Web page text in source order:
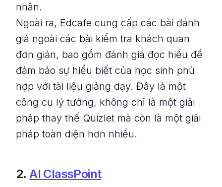
nhân.
Ngoài ra, Edcafe cung cấp các bài đánh
giá ngoài các bài kiểm tra khách quan
đơn giản, bao gồm đánh giá đọc hiểu để
đảm bảo sự hiểu biết của học sinh phù
hợp với tài liệu giảng dạy. Đây là một
công cụ lý tưởng, không chỉ là một giải
pháp thay thế Quizlet mà còn là một giải
pháp toàn diện hơn nhiều.
2. AI ClassPoint